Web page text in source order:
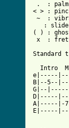
.  : palm
< > :
~  :
:
( ) :
x  :
Standard
Intro
e|-----
B|--5--
G|--
D|-----
A|-----|-
E|-----